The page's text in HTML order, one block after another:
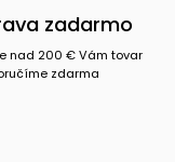
zadarmo
nad 200 € Vám tovar
zdarma